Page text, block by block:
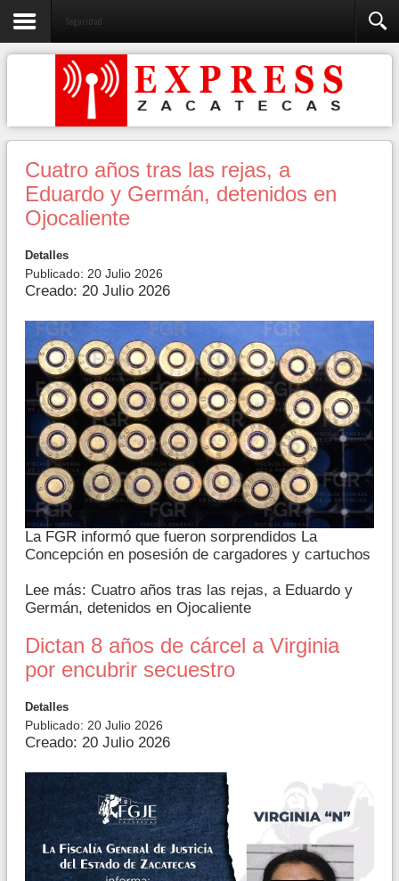
Seguridad
Cuatro años tras las rejas, a
Eduardo y Germán, detenidos en
Ojocaliente
Detalles
Publicado: 20 Julio 2026
Creado: 20 Julio 2026
La FGR informó que fueron sorprendidos La
Concepción en posesión de cargadores y cartuchos
Lee más: Cuatro años tras las rejas, a Eduardo y
Germán, detenidos en Ojocaliente
Dictan 8 años de cárcel a Virginia
por encubrir secuestro
Detalles
Publicado: 20 Julio 2026
Creado: 20 Julio 2026